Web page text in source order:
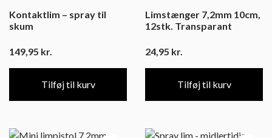
Kontaktlim – spray til
skum
149,95 kr.
Tilføj til kurv
Limstænger 7,2mm 10cm,
12stk. Transparant
24,95 kr.
Tilføj til kurv